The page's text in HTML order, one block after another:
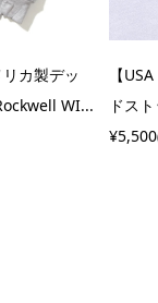
リカ製デッ
WI...
【
ドス
¥5,500